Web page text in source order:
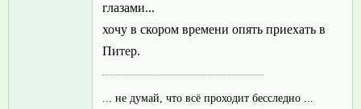
глазами...
хочу в скором времени опять приехать в
Питер.
... не думай, что всё проходит бесследно ...